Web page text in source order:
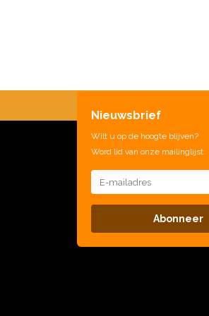
Nieuwsbrief
Wilt u op de hoogte blijven?
Word lid van onze mailinglijst:
Abonneer